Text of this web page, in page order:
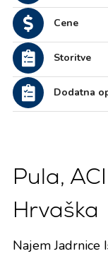
Cene
Storitve
Dodatna
Pula,
Hrvaška
Najem Jadrnice